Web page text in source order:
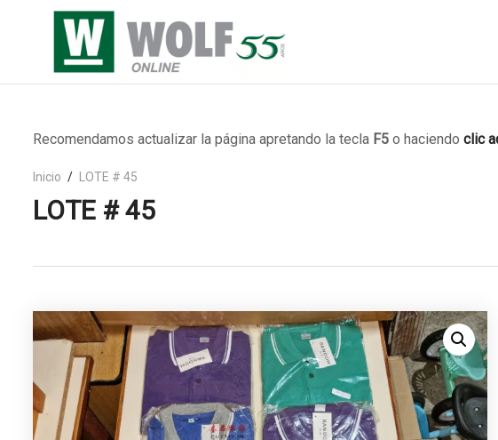
Recomendamos actualizar la página apretando la tecla F5 o haciendo clic
Inicio LOTE # 45
LOTE # 45